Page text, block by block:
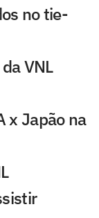
no tie-
VNL
x Japão na